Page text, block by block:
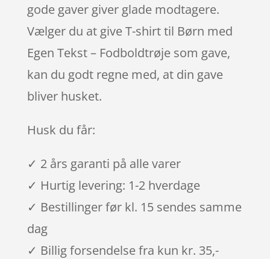
gode gaver giver glade modtagere.
Vælger du at give T-shirt til Børn med
Egen Tekst – Fodboldtrøje som gave,
kan du godt regne med, at din gave
bliver husket.
Husk du får:
✓ 2 års garanti på alle varer
✓ Hurtig levering: 1-2 hverdage
✓ Bestillinger før kl. 15 sendes samme
dag
✓ Billig forsendelse fra kun kr. 35,-